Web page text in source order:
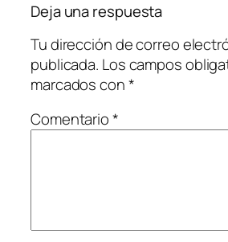
Deja una respuesta
Tu dirección de correo
publicada. Los campos
marcados con*
Comentario*